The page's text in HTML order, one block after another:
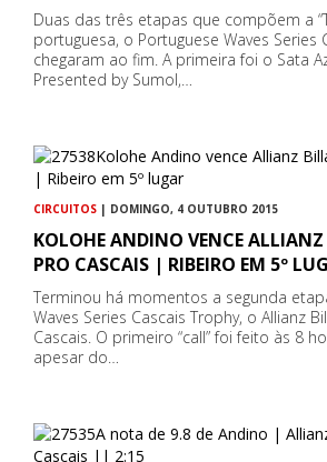
Duas das três etapas que compõem a
portuguesa, o Portuguese Waves Series
chegaram ao fim. A primeira foi o Sata
Presented by Sumol,…
CIRCUITOS | DOMINGO, 4 OUTUBRO 2015
KOLOHE ANDINO VENCE
PRO CASCAIS | RIBEIRO EM 5º
Terminou há momentos a segunda
Waves Series Cascais Trophy, o Allianz
Cascais. O primeiro “call” foi feito às 8
apesar do…